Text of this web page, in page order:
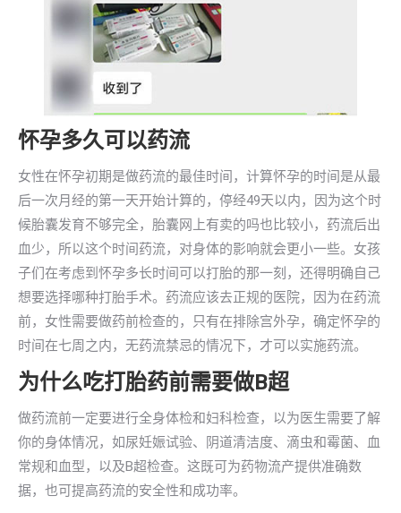
怀孕多久可以药流
女性在怀孕初期是做药流的最佳时间，计算怀孕的时间是从最
后一次月经的第一天开始计算的，停经49天以内，因为这个时
候胎囊发育不够完全，胎囊网上有卖的吗也比较小，药流后出
血少，所以这个时间药流，对身体的影响就会更小一些。女孩
子们在考虑到怀孕多长时间可以打胎的那一刻，还得明确自己
想要选择哪种打胎手术。药流应该去正规的医院，因为在药流
前，女性需要做药前检查的，只有在排除宫外孕，确定怀孕的
时间在七周之内，无药流禁忌的情况下，才可以实施药流。
为什么吃打胎药前需要做B超
做药流前一定要进行全身体检和妇科检查，以为医生需要了解
你的身体情况，如尿妊娠试验、阴道清洁度、滴虫和霉菌、血
常规和血型，以及B超检查。这既可为药物流产提供准确数
据，也可提高药流的安全性和成功率。